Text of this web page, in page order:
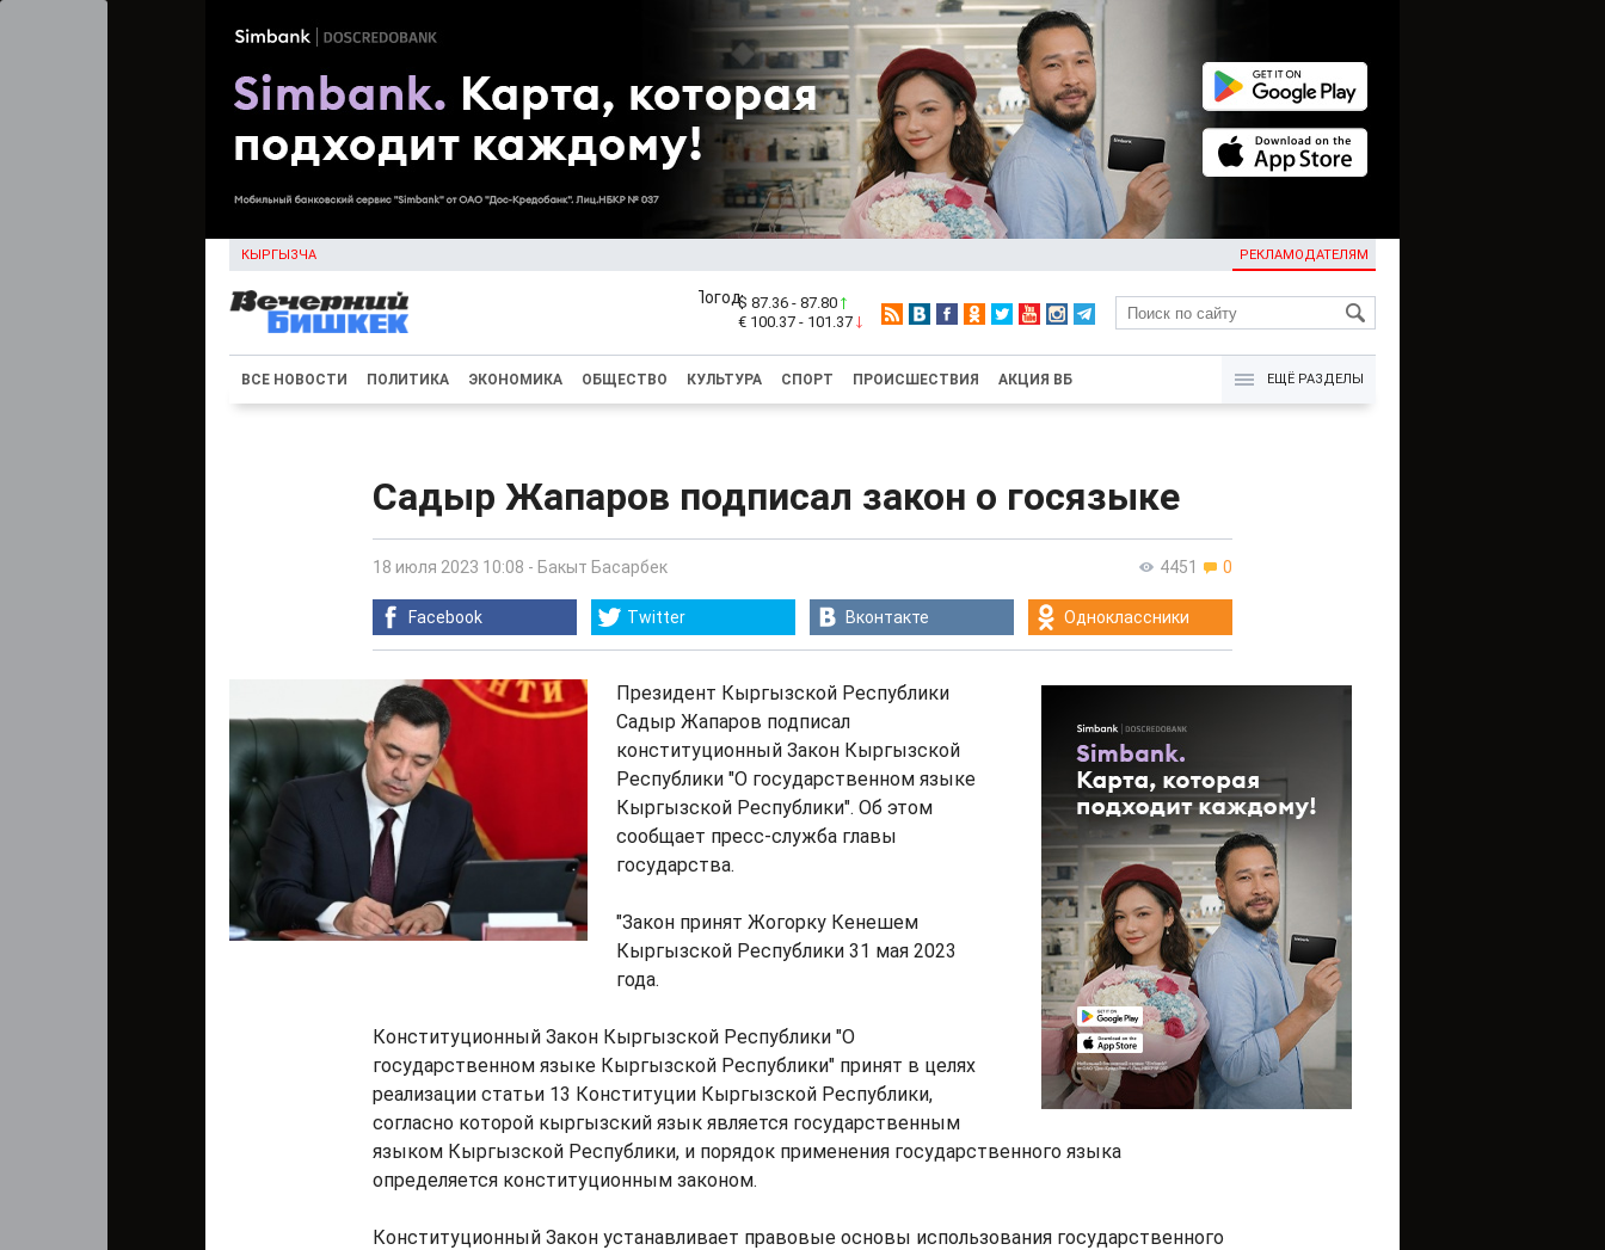
КЫРГЫЗЧА РЕКЛАМОДАТЕЛЯМ
KG
$ 87.36 - 87.80
€ 100.37 - 101.37
ВСЕ НОВОСТИ ПОЛИТИКА ЭКОНОМИКА ОБЩЕСТВО КУЛЬТУРА СПОРТ ПРОИСШЕСТВИЯ АКЦИЯ ВБ ЕЩЁ РАЗДЕЛЫ
Садыр Жапаров подписал закон о госязыке
4451 0
18 июля 2023 10:08 - Бакыт Басарбек
Facebook Twitter Вконтакте Одноклассники
Президент Кыргызской Республики
Садыр Жапаров подписал
конституционный Закон Кыргызской
Республики "О государственном языке
Кыргызской Республики". Об этом
сообщает пресс-служба главы
государства.
"Закон принят Жогорку Кенешем
Кыргызской Республики 31 мая 2023
года.
Конституционный Закон Кыргызской Республики "О
государственном языке Кыргызской Республики" принят в целях
реализации статьи 13 Конституции Кыргызской Республики,
согласно которой кыргызский язык является государственным
языком Кыргызской Республики, и порядок применения государственного языка
определяется конституционным законом.
Конституционный Закон устанавливает правовые основы использования государственного